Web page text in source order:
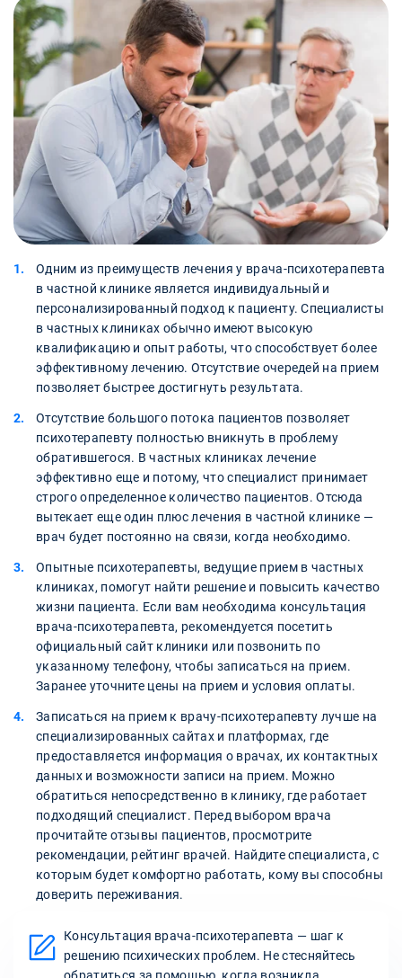
Одним из преимуществ лечения у врача-психотерапевта
в частной клинике является индивидуальный и
персонализированный подход к пациенту. Специалисты
в частных клиниках обычно имеют высокую
квалификацию и опыт работы, что способствует более
эффективному лечению. Отсутствие очередей на прием
позволяет быстрее достигнуть результата.
Отсутствие большого потока пациентов позволяет
психотерапевту полностью вникнуть в проблему
обратившегося. В частных клиниках лечение
эффективно еще и потому, что специалист принимает
строго определенное количество пациентов. Отсюда
вытекает еще один плюс лечения в частной клинике —
врач будет постоянно на связи, когда необходимо.
Опытные психотерапевты, ведущие прием в частных
клиниках, помогут найти решение и повысить качество
жизни пациента. Если вам необходима консультация
врача-психотерапевта, рекомендуется посетить
официальный сайт клиники или позвонить по
указанному телефону, чтобы записаться на прием.
Заранее уточните цены на прием и условия оплаты.
Записаться на прием к врачу-психотерапевту лучше на
специализированных сайтах и платформах, где
предоставляется информация о врачах, их контактных
данных и возможности записи на прием. Можно
обратиться непосредственно в клинику, где работает
подходящий специалист. Перед выбором врача
прочитайте отзывы пациентов, просмотрите
рекомендации, рейтинг врачей. Найдите специалиста, с
которым будет комфортно работать, кому вы способны
доверить переживания.
Консультация врача-психотерапевта — шаг к
решению психических проблем. Не стесняйтесь